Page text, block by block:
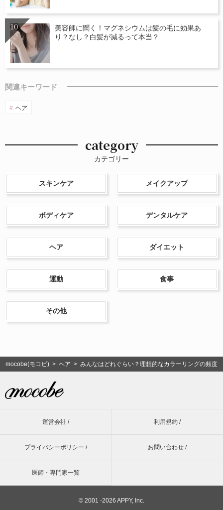
美容師に聞く！マグネシウムは髪の毛に効果あ
り？なし？白髪が減るって本当？
関連キーワード
ヘア
category
カテゴリー
スキンケア メイクアップ
ボディケア デンタルケア
ヘア ダイエット
運動 食事
その他
mocobe(モコビ) >ヘア > みんなはどれぐらい？理想的なカラーリングの頻度
運営会社 / 利用規約 /
プライバシーポリシー / お問い合わせ /
医師・専門家一覧
© 2001 -2026 APPY, Inc.